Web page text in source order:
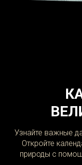
Узнайте важные
Откройте
природы с